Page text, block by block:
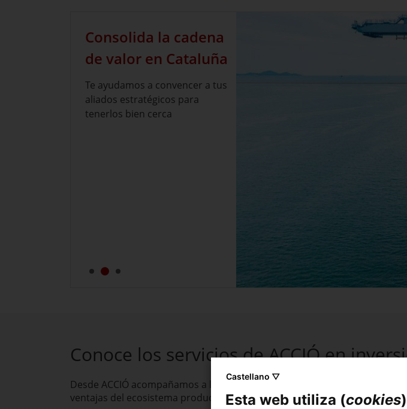
Consolida la cadena
de valor en Cataluña
Te ayudamos a convencer a tus
aliados estratégicos para
tenerlos bien cerca
Conoce los servicios de ACCIÓ en
Desde ACCIÓ acompañamos a las empresas extranjeras a hacer
ventajas del ecosistema productivo de nuestra casa a través de apoyo
Castellano ▽
Esta web utiliza (cookies)